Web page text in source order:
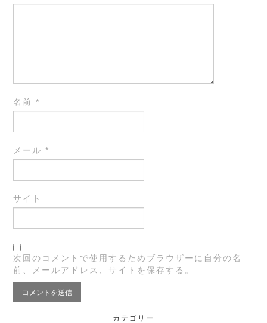
名前*
メール*
サイト
次回のコメントで使用するためブラウザーに自分の名
前、メールアドレス、サイトを保存する。
カテゴリー